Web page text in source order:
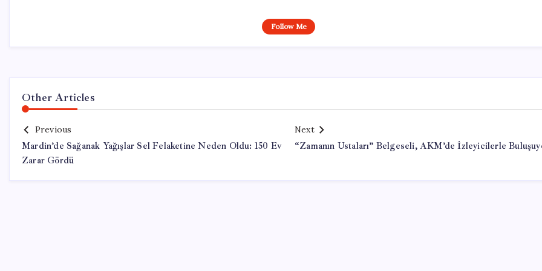
Follow Me
Other Articles
Previous
Mardin’de Sağanak Yağışlar Sel Felaketine Neden Oldu: 150 Ev
Zarar Gördü
Next
“Zamanın Ustaları” Belgeseli, AKM’de İzleyicilerle